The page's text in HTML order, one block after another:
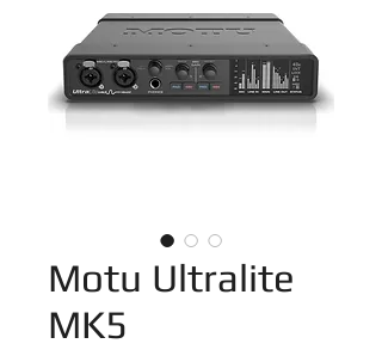
Motu Ultralite
MK5